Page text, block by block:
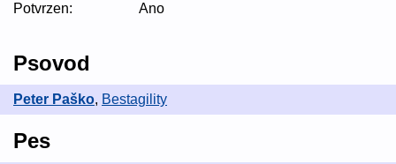
Potvrzen: Ano
Psovod
Peter Paško, Bestagility
Pes